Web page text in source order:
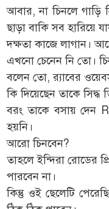
আবার, না চিনলে গাড়ি
ছাড়া বাকি সব হারিয়ে
দক্ষতা কাজে লাগান।
এখনো চেনেন নি তো।
বলেন তো, র‍্যাবের
কি দিয়েছেন তাকে সিদ্ধ
বরং তাকে বসায় দেন
হয়নি।
আরো চিনবেন?
তাহলে ইন্দিরা রোডের
পারবেন না।
কিন্তু ওই ছেলেটি